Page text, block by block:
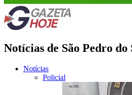
Notícias de São Pedro do
Notícias
Policial